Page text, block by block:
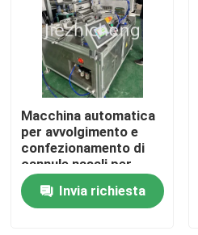
Macchina automatica
per avvolgimento e
confezionamento di
cannule nasali per
ossigeno, lunghezza
16000-2100 mm,
attrezzatura
Invia richiesta